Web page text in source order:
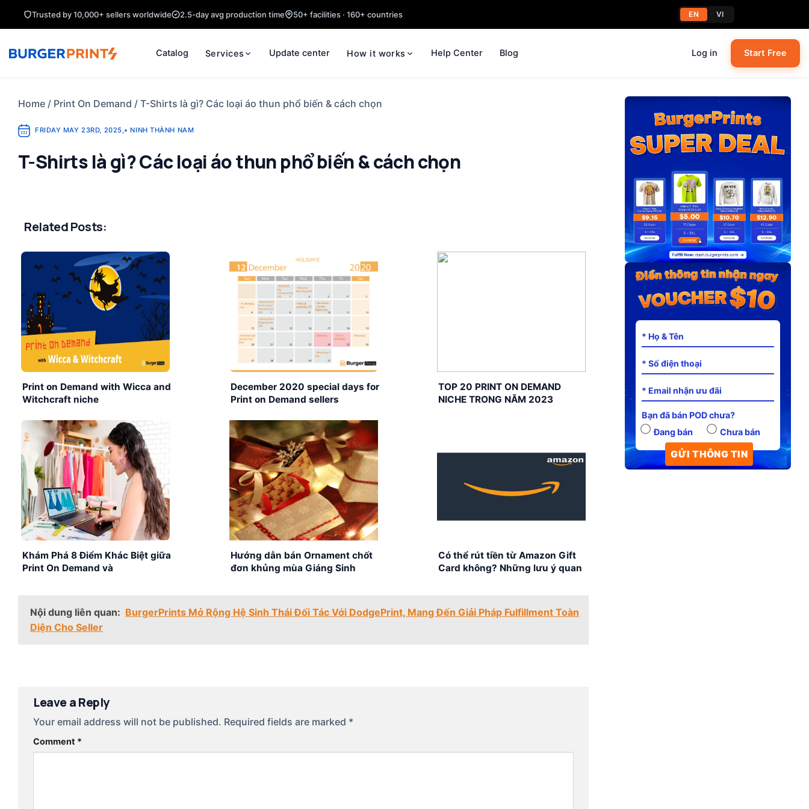
Trusted by 10,000+ sellers worldwide 2.5-day avg production time 50+ facilities · 160+ countries EN VI
Catalog Services Update center How it works Help Center Blog Log in Start Free
Home / Print On Demand / T-Shirts là gì? Các loại áo thun phổ biến & cách chọn
FRIDAY MAY 23RD, 2025,• NINH THÀNH NAM
T-Shirts là gì? Các loại áo thun phổ biến & cách chọn
Related Posts:
Print on Demand with Wicca and
Witchcraft niche
December 2020 special days for
Print on Demand sellers
TOP 20 PRINT ON DEMAND
NICHE TRONG NĂM 2023
Khám Phá 8 Điểm Khác Biệt giữa
Print On Demand và
Hướng dẫn bán Ornament chốt
đơn khủng mùa Giáng Sinh
Có thể rút tiền từ Amazon Gift
Card không? Những lưu ý quan
Nội dung liên quan: BurgerPrints Mở Rộng Hệ Sinh Thái Đối Tác Với DodgePrint, Mang Đến Giải Pháp Fulfillment Toàn
Diện Cho Seller
Leave a Reply
Your email address will not be published. Required fields are marked *
Comment *
Bạn đã bán POD chưa?
Đang bán
Chưa bán